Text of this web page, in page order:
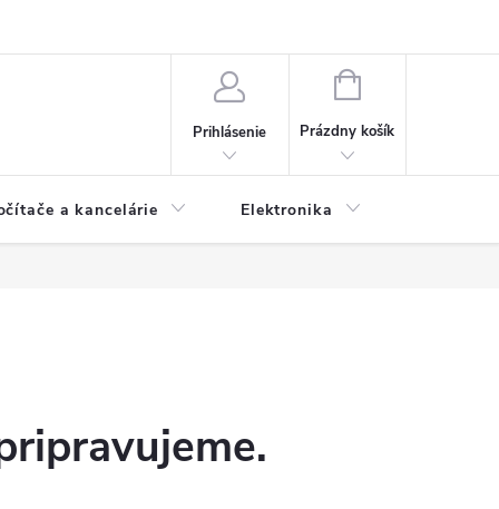
Prihlásenie
NÁKUPNÝ
Prázdny košík
a kancelárie Elektronika